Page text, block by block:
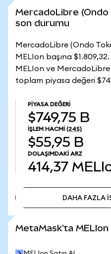
MercadoLibre (Ondo
son durumu
MercadoLibre (Ondo
MELIon başına
MELIon ve
toplam piyasa değeri
PIYASA DEĞERI
$749,75 B
İŞLEM HACMI (24S)
$55,95 B
DOLAŞIMDAKI ARZ
414,37
DAHA FAZLA
MetaMask'ta MELIon